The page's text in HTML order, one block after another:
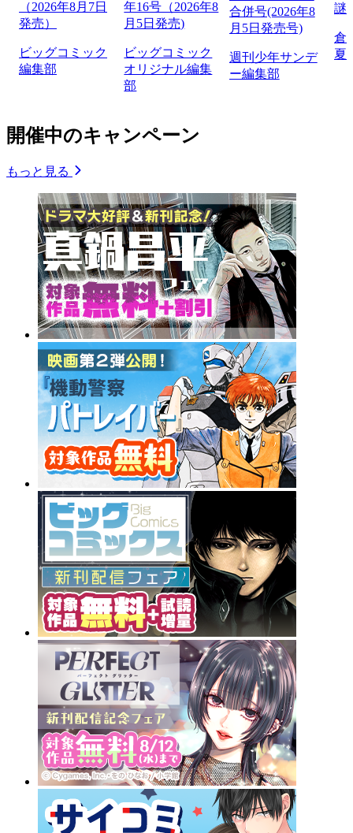
（2026年8月7日
発売）
ビッグコミック
編集部
年16号（2026年8
月5日発売)
ビッグコミック
オリジナル編集
部
合併号(2026年8
月5日発売号)
週刊少年サンデ
ー編集部
謎
倉
夏
開催中のキャンペーン
もっと見る